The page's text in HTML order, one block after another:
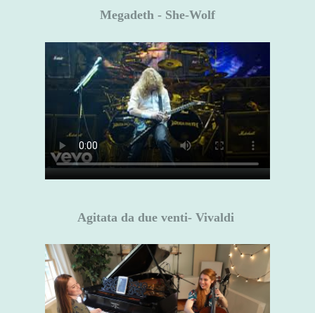
Megadeth - She-Wolf
Agitata da due venti- Vivaldi